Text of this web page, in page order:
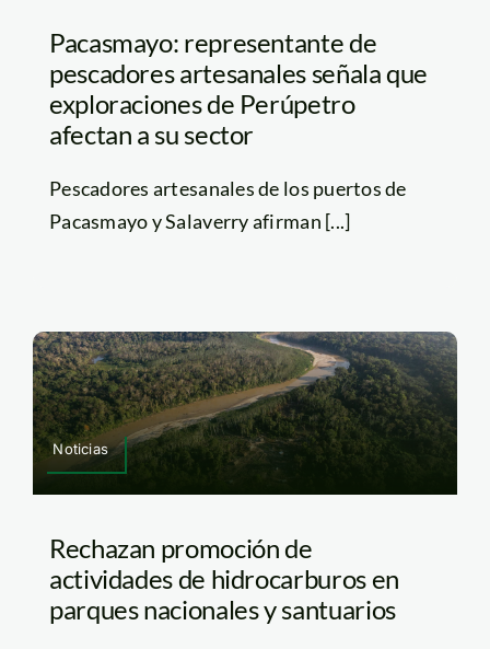
Pacasmayo: representante de
pescadores artesanales señala que
exploraciones de Perúpetro
afectan a su sector
Pescadores artesanales de los puertos de
Pacasmayo y Salaverry afirman [...]
Noticias
Rechazan promoción de
actividades de hidrocarburos en
parques nacionales y santuarios